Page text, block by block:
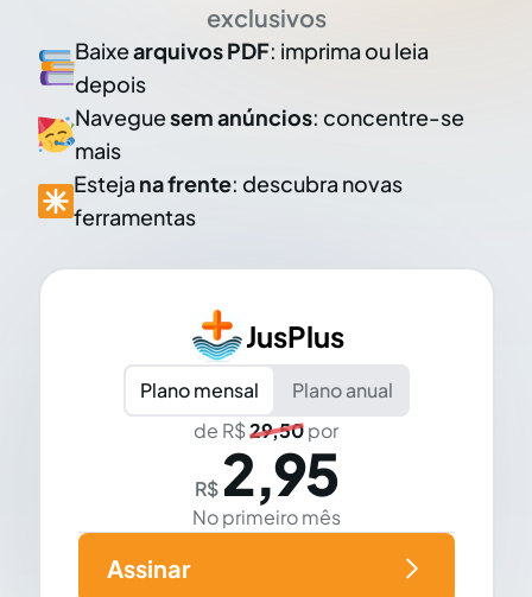
exclusivos
Baixearquivos PDF: imprima ou leia
depois
Naveguesem anúncios: concentre-se
mais
Esteja na frente: descubra novas
ferramentas
JusPlus
Plano mensal
Plano anual
de R$29,50por
R$ 2,95
No primeiro mês
Assinar